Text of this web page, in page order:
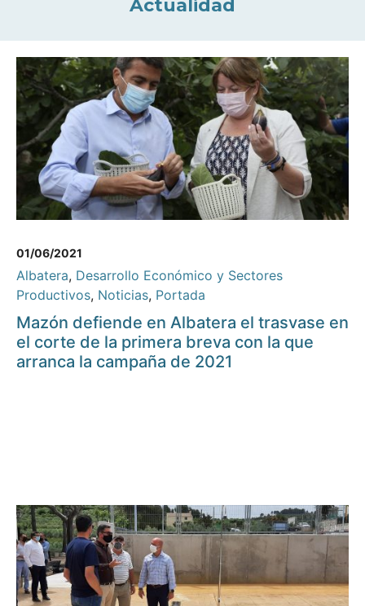
Actualidad
01/06/2021
Albatera, Desarrollo Económico y Sectores
Productivos, Noticias, Portada
Mazón defiende en Albatera el trasvase en
el corte de la primera breva con la que
arranca la campaña de 2021